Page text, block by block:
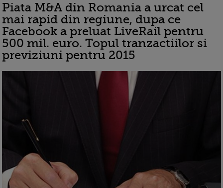
Piata M&A din Romania a urcat cel
mai rapid din regiune, dupa ce
Facebook a preluat LiveRail pentru
500 mil. euro. Topul tranzactiilor si
previziuni pentru 2015